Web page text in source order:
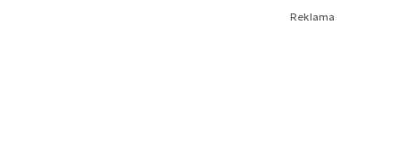
Reklama